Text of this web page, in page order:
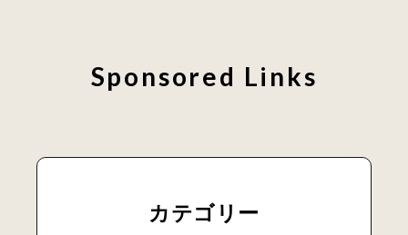
Sponsored Links
カテゴリー